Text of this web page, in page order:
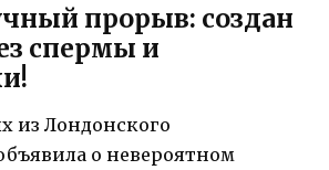
прорыв: создан
спермы и
из Лондонского
о невероятном